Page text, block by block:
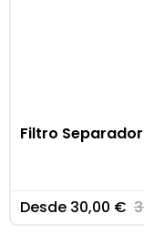
Filtro
Desde 30,00 €